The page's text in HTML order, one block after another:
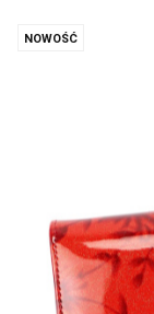
NOWOŚĆ